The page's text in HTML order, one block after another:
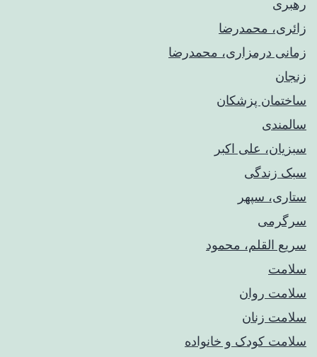
رهبری
زائری، محمدرضا
زمانی درمزاری، محمدرضا
زنجان
ساختمان پزشکان
سالمندی
سبزیان، علی اکبر
سبک زندگی
ستاری، سپهر
سرگرمی
سریع القلم، محمود
سلامت
سلامت روان
سلامت زنان
سلامت کودک‌ و خانواده